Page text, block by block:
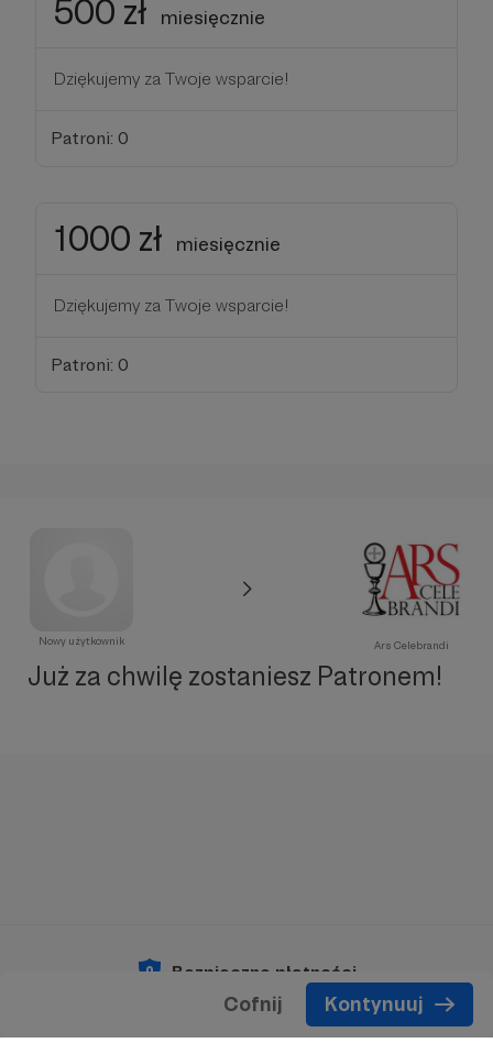
500 zł miesięcznie
Dziękujemy za Twoje wsparcie!
Patroni: 0
1000 zł miesięcznie
Dziękujemy za Twoje wsparcie!
Patroni: 0
Cofnij Kontynuuj
Nowy użytkownik Ars Celebrandi
Już za chwilę zostaniesz Patronem!
Bezpieczne płatności